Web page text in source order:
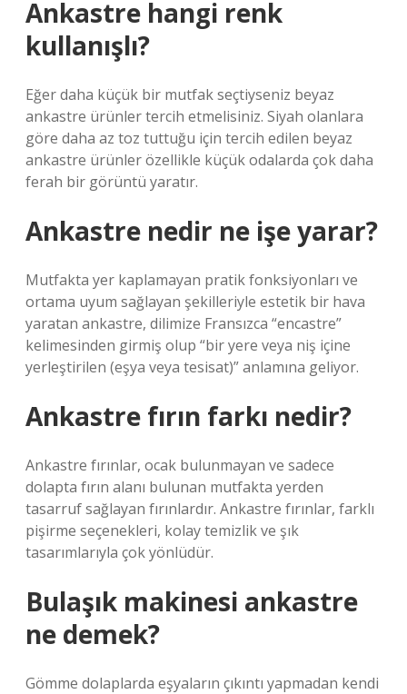
Ankastre hangi renk
kullanışlı?
Eğer daha küçük bir mutfak seçtiyseniz beyaz
ankastre ürünler tercih etmelisiniz. Siyah olanlara
göre daha az toz tuttuğu için tercih edilen beyaz
ankastre ürünler özellikle küçük odalarda çok daha
ferah bir görüntü yaratır.
Ankastre nedir ne işe yarar?
Mutfakta yer kaplamayan pratik fonksiyonları ve
ortama uyum sağlayan şekilleriyle estetik bir hava
yaratan ankastre, dilimize Fransızca “encastre”
kelimesinden girmiş olup “bir yere veya niş içine
yerleştirilen (eşya veya tesisat)” anlamına geliyor.
Ankastre fırın farkı nedir?
Ankastre fırınlar, ocak bulunmayan ve sadece
dolapta fırın alanı bulunan mutfakta yerden
tasarruf sağlayan fırınlardır. Ankastre fırınlar, farklı
pişirme seçenekleri, kolay temizlik ve şık
tasarımlarıyla çok yönlüdür.
Bulaşık makinesi ankastre
ne demek?
Gömme dolaplarda eşyaların çıkıntı yapmadan kendi